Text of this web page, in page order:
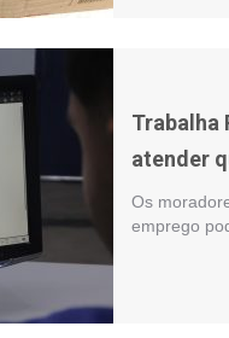
Trabalha
atender
Os
emprego